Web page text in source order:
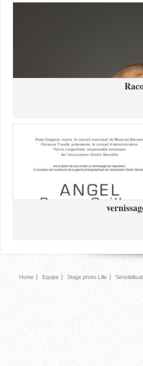
Home Equipe Stage photo Lille